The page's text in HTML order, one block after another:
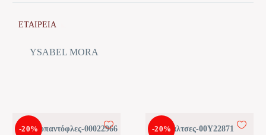
ΕΤΑΙΡΕΙΑ
YSABEL MORA
-20%
Καλτσοπαντόφλες-00022966 -20%Κάλτσες-00Y22871